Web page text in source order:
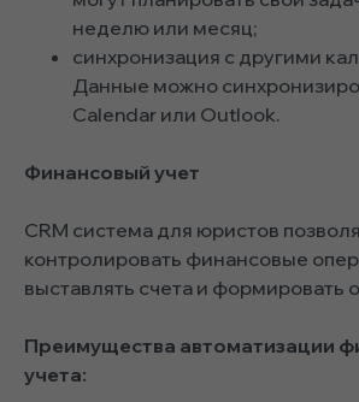
неделю или месяц;
синхронизация с другими
Данные можно
Calendar или Outlook.
Финансовый учет
CRM система для юристов
контролировать финансовые
выставлять счета и формировать
Преимущества автоматизации
учета: